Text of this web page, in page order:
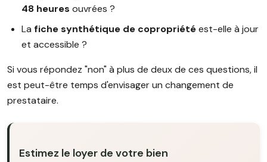
48 heures ouvrées ?
La fiche synthétique de copropriétéest-elle à jour
et accessible ?
Si vous répondez "non" à plus de deux de ces questions, il
est peut-être temps d'envisager un changement de
prestataire.
Estimez le loyer de votre bien